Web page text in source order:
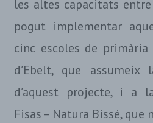
les altes capacitats entre
pogut implementar
cinc escoles de
d’Ebelt, que
d’aquest projecte, i a
Fisas – Natura Bissé, que